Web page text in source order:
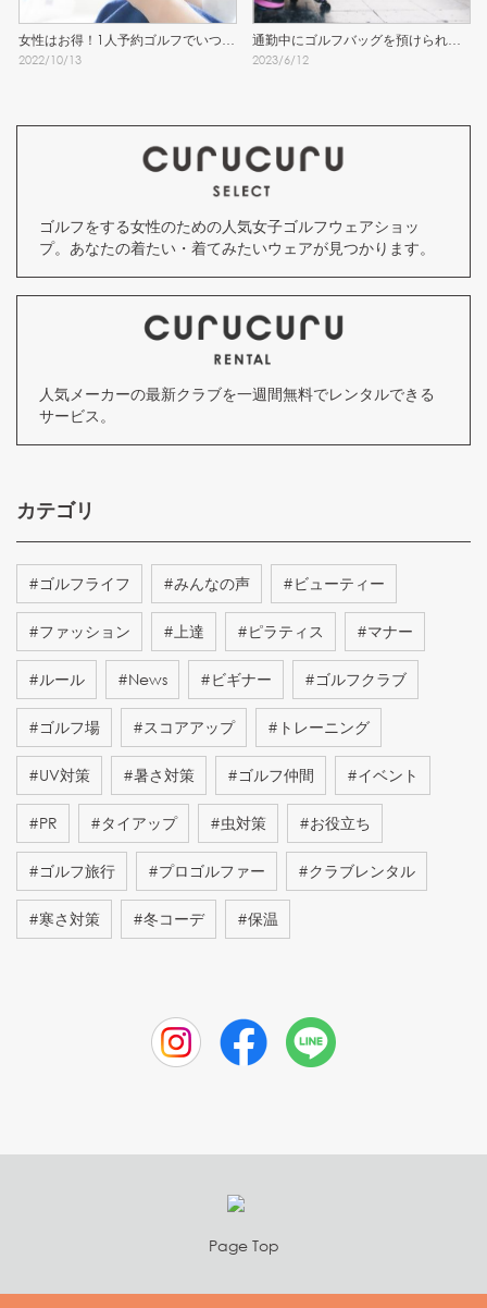
女性はお得！1人予約ゴルフでいつで
もラウンド！
2022/10/13
通勤中にゴルフバッグを預けられる
シェアリングサービスを発見！
2023/6/12
ゴルフをする女性のための人気女子ゴルフウェアショッ
プ。あなたの着たい・着てみたいウェアが見つかります。
人気メーカーの最新クラブを一週間無料でレンタルできる
サービス。
カテゴリ
#ゴルフライフ #みんなの声 #ビューティー
#ファッション #上達 #ピラティス #マナー
#ルール #News #ビギナー #ゴルフクラブ
#ゴルフ場 #スコアアップ # トレーニング
#UV対策 #暑さ対策 #ゴルフ仲間 #イベント
#PR #タイアップ #虫対策 #お役立ち
#ゴルフ旅行 #プロゴルファー #クラブレンタル
#寒さ対策 #冬コーデ #保温
Page Top